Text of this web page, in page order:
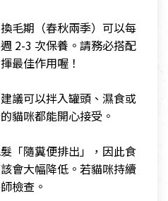
毛期（春秋兩季）可以每
2-3 次保養。請務必搭配
最佳作用喔！
議可以拌入罐頭、濕食或
貓咪都能開心接受。
「隨糞便排出」，因此食
會大幅降低。若貓咪持續
檢查。